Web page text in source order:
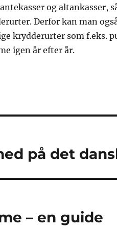
og altankasser,
Derfor kan man
krydderurter som f.eks.
igen år efter år.
på det
– en guide